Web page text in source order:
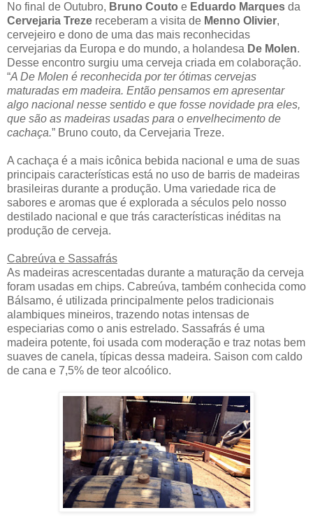
No final de Outubro, Bruno Couto e Eduardo Marques da
Cervejaria Treze receberam a visita de Menno Olivier,
cervejeiro e dono de uma das mais reconhecidas
cervejarias da Europa e do mundo, a holandesa De Molen.
Desse encontro surgiu uma cerveja criada em colaboração.
“A De Molen é reconhecida por ter ótimas cervejas
maturadas em madeira. Então pensamos em apresentar
algo nacional nesse sentido e que fosse novidade pra eles,
que são as madeiras usadas para o envelhecimento de
cachaça.” Bruno couto, da Cervejaria Treze.
A cachaça é a mais icônica bebida nacional e uma de suas
principais características está no uso de barris de madeiras
brasileiras durante a produção. Uma variedade rica de
sabores e aromas que é explorada a séculos pelo nosso
destilado nacional e que trás características inéditas na
produção de cerveja.
Cabreúva e Sassafrás
As madeiras acrescentadas durante a maturação da cerveja
foram usadas em chips. Cabreúva, também conhecida como
Bálsamo, é utilizada principalmente pelos tradicionais
alambiques mineiros, trazendo notas intensas de
especiarias como o anis estrelado. Sassafrás é uma
madeira potente, foi usada com moderação e traz notas bem
suaves de canela, típicas dessa madeira. Saison com caldo
de cana e 7,5% de teor alcoólico.